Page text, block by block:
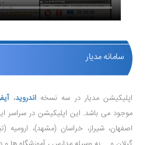
سامانه مدیار
اپلیکیشن مدیار در سه نسخه اندروید،
موجود می باشد. این اپلیکیشن در سراسر
اصفهان، شیراز، خراسان (مشهد)، ارومیه